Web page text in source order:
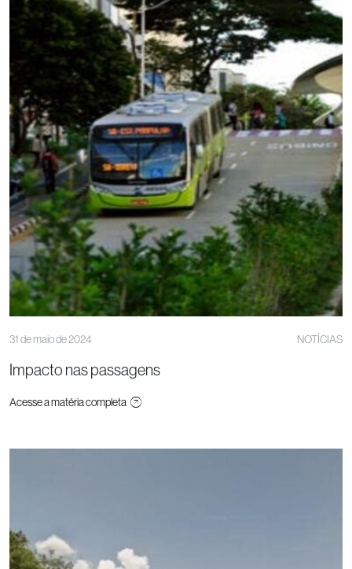
31 de maio de 2024 NOTÍCIAS
Impacto nas passagens
Acesse a matéria completa